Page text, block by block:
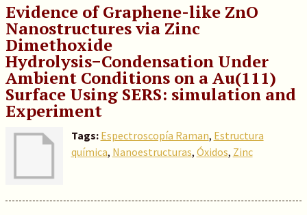
Evidence of Graphene-like ZnO
Nanostructures via Zinc
Dimethoxide
Hydrolysis−Condensation Under
Ambient Conditions on a Au(111)
Surface Using SERS: simulation and
Experiment
Tags: Espectroscopía Raman, Estructura
química, Nanoestructuras, Óxidos, Zinc